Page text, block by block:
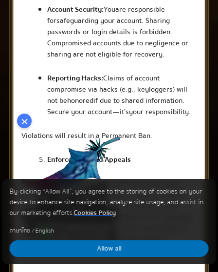
Account Security:You are responsible
for safeguarding your account. Sharing
passwords or login details is forbidden.
Compromised accounts due to negligence or
sharing are not eligible for recovery.
Reporting Hacks:Claims of account
compromise via hacks (e.g., keyloggers) will
not be honored if due to shared information.
Secure your account—it’s your responsibility.
Violations will result in a Permanent Ban.
Enforcement and Appeals
proactively and respond to player reports. Penalties
are applied based on evidence and context. If you
believe a penalty decision was made in error, you may
appeal via our official support ticket system within 7
days. Appeals must include detailed evidence;
repeated frivolous appeals will not be entertained.
By clicking “Allow All”, you agree to the storing of cookies on your
device to enhance site navigation, analyze site usage, and assist in
our marketing efforts.Cookies Policy
ภาษาไทย/English
Allow all
×